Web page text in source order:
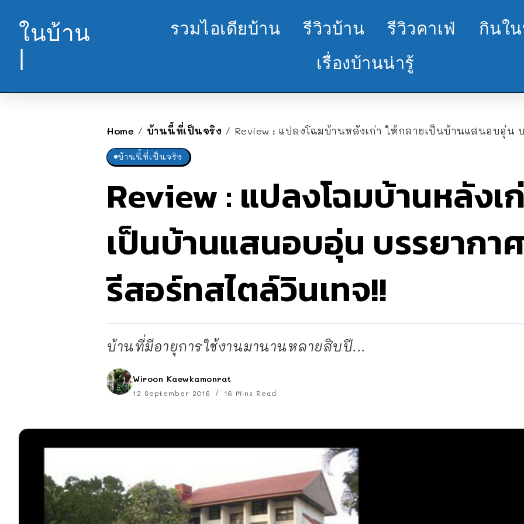
ในบ้าน
|
รวมไอเดียบ้าน รีวิวบ้าน รีวิวคาเฟ่
กินใ
เรื่องบ้านน่ารู้
Home / บ้านนี้ที่เป็นจริง / Review : แปลงโฉมบ้านหลังเก่า ให้กลายเป็นบ้านแสนอบอุ่น บรร
บ้านนี้ที่เป็นจริง
Review : แปลงโฉมบ้านหลังเ
เป็นบ้านแสนอบอุ่น บรรยากา
รีสอร์ทสไตล์วินเทจ!!
บ้านที่มีอายุการใช้งานมานานหลายสิบปี...
Wiroon Kaewkamonrat
12 September 2016 16 Mins Read